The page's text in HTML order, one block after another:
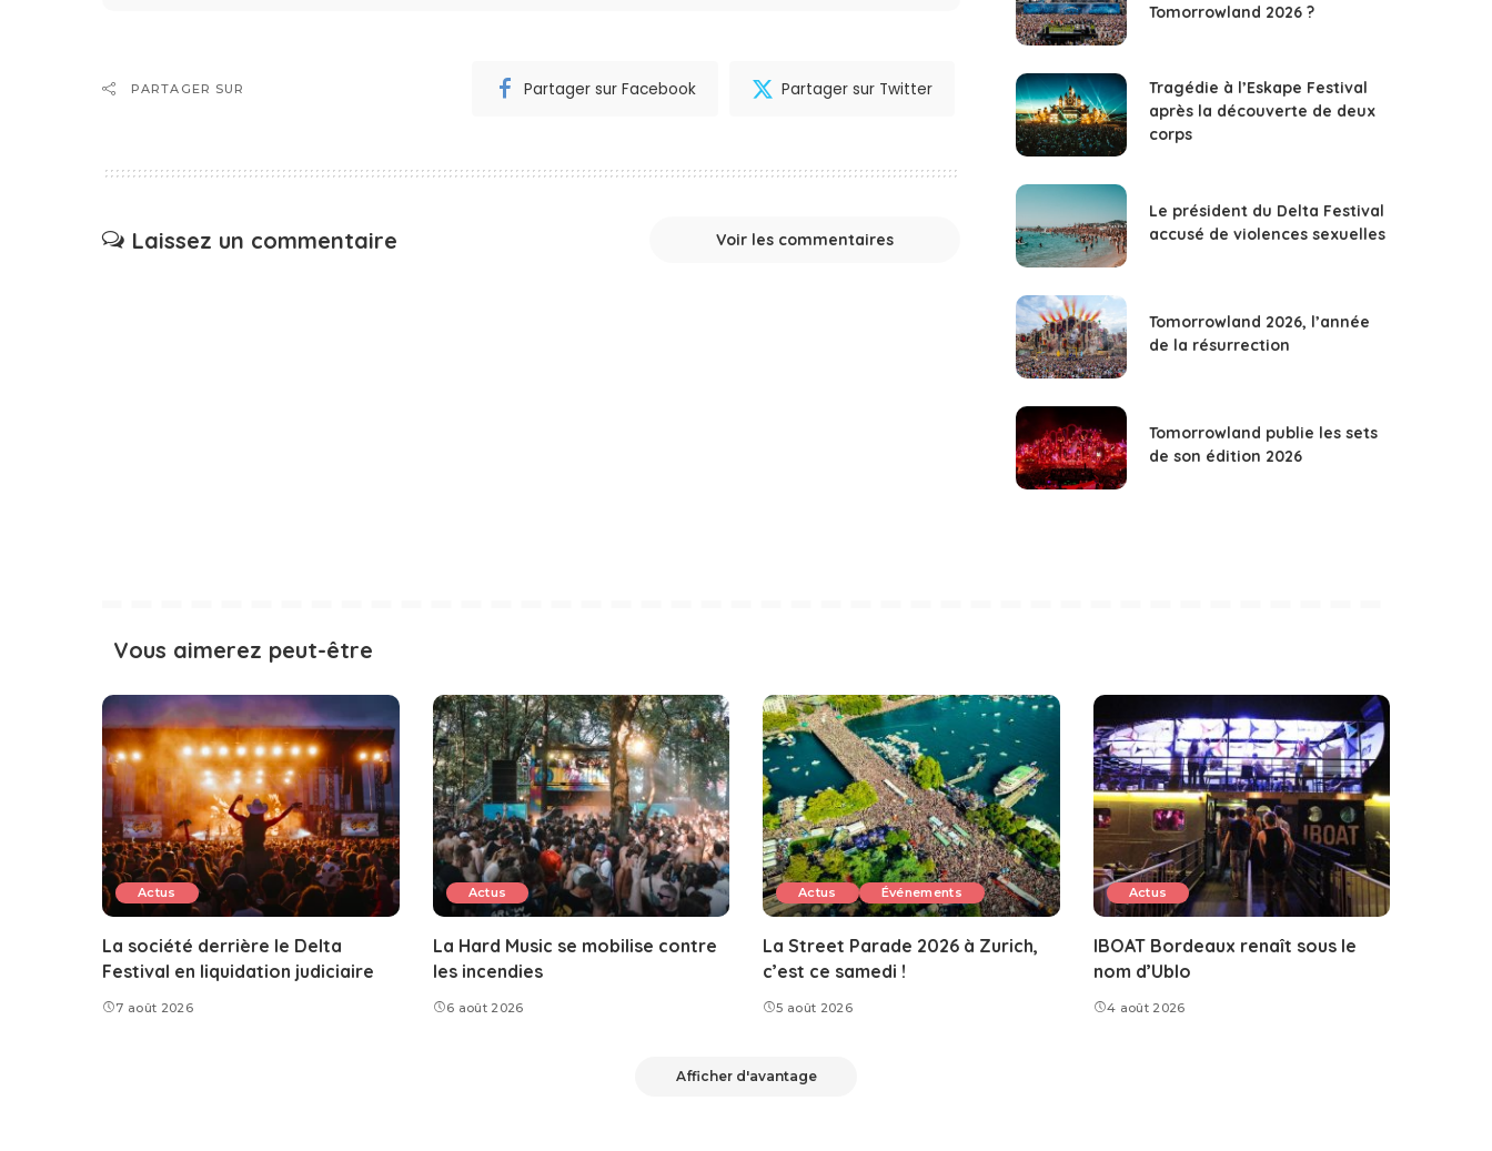
PARTAGER SUR Partager sur Facebook Partager sur Twitter
Laissez un commentaire Voir les commentaires
Tomorrowland 2026 ?
Tragédie à l’Eskape Festival
après la découverte de deux
corps
Le président du Delta Festival
accusé de violences sexuelles
Tomorrowland 2026, l’année
de la résurrection
Tomorrowland publie les sets
de son édition 2026
Vous aimerez peut-être
Actus
La société derrière le Delta
Festival en liquidation judiciaire
7 août 2026
Actus
La Hard Music se mobilise contre
les incendies
6 août 2026
Actus Événements
La Street Parade 2026 à Zurich,
c’est ce samedi !
5 août 2026
Actus
IBOAT Bordeaux renaît sous le
nom d’Ublo
4 août 2026
Afficher d'avantage